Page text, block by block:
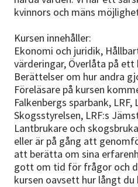
kvinnors och mäns
Kursen innehåller:
Ekonomi och juridik,
värderingar, Överlåta på
Berättelser om hur andra
Föreläsare på kursen
Falkenbergs sparbank, LRF,
Skogsstyrelsen, LRF:s
Lantbrukare och
eller är på gång att
att berätta om sina
gott om tid för frågor och
kursen oavsett hur långt